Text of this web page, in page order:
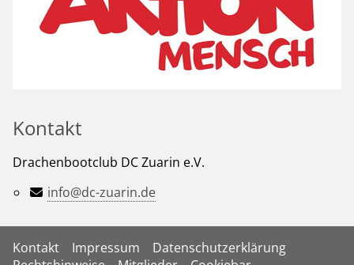
Kontakt
Drachenbootclub DC Zuarin e.V.
info@dc-zuarin.de
Kontakt Impressum
Datenschutzerklärung